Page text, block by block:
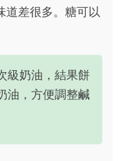
道差很多。糖可以
級奶油，結果餅
油，方便調整鹹